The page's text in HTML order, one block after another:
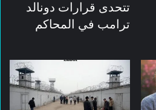
تتحدى قرارات دونالد
ترامب في المحاكم